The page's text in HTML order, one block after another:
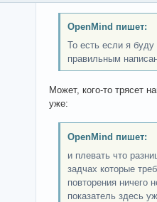
OpenMind пишет:
То есть если я
правильным
Может, кого-то трясет
уже:
OpenMind пишет:
и плевать что
задчах которые
повторения ничего
показатель здесь